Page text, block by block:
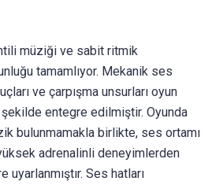
müziği ve sabit ritmik
tamamlıyor. Mekanik ses
ve çarpışma unsurları oyun
entegre edilmiştir. Oyunda
bulunmamakla birlikte, ses ortamı
adrenalinli deneyimlerden
uyarlanmıştır. Ses hatları